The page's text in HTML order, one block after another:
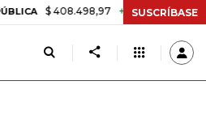
$ 408.498,97 +$ 8.753,81 +2,19%
SUSCRÍBASE